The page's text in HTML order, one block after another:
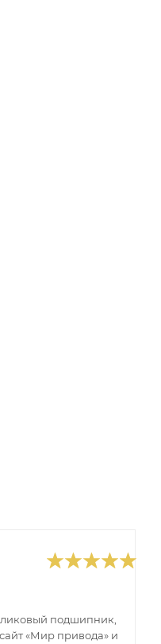
подшипник,
«Мир привода» и